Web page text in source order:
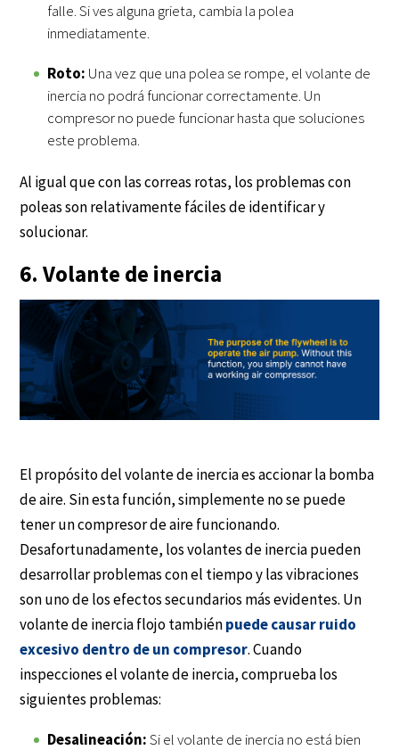
falle. Si ves alguna grieta, cambia la polea
inmediatamente.
Roto: Una vez que una polea se rompe, el volante de
inercia no podrá funcionar correctamente. Un
compresor no puede funcionar hasta que soluciones
este problema.
Al igual que con las correas rotas, los problemas con
poleas son relativamente fáciles de identificar y
solucionar.
6. Volante de inercia
El propósito del volante de inercia es accionar la bomba
de aire. Sin esta función, simplemente no se puede
tener un compresor de aire funcionando.
Desafortunadamente, los volantes de inercia pueden
desarrollar problemas con el tiempo y las vibraciones
son uno de los efectos secundarios más evidentes. Un
volante de inercia flojo tambiénpuede causar ruido
excesivo dentro de un compresor. Cuando
inspecciones el volante de inercia, comprueba los
siguientes problemas:
Desalineación:Si el volante de inercia no está bien